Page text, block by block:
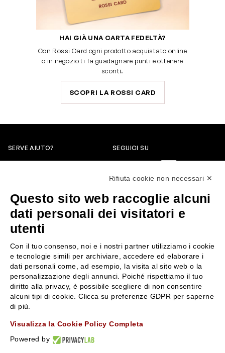
HAI GIÀ UNA CARTA FEDELTÀ?
Con Rossi Card ogni prodotto acquistato online
o in negozio ti fa guadagnare punti e ottenere
sconti.
SCOPRI LA ROSSI CARD
SERVE AIUTO?
servizioclienti@rossiprofumi.it
SEGUICI SU
SERVIZIO CLIENTI
Resi e rimborsi
Pagamenti
Spedizione
Condizioni generali di vendita
Privacy Policy
Chi siamo
Contattaci
Negozi
Attiva la Rossi Card
Lavora con noi
Rifiuta cookie non necessari ✕
Questo sito web raccoglie alcuni
dati personali dei visitatori e
utenti
Con il tuo consenso, noi e i nostri partner utilizziamo i cookie
e tecnologie simili per archiviare, accedere ed elaborare i
dati personali come, ad esempio, la visita al sito web o la
personalizzazione degli annunci. Poiché rispettiamo il tuo
diritto alla privacy, è possibile scegliere di non consentire
alcuni tipi di cookie. Clicca su preferenze GDPR per saperne
di più.
Visualizza la Cookie Policy Completa
Powered by